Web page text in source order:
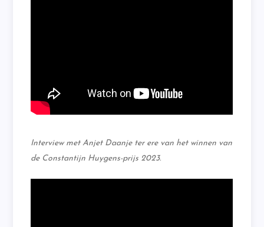
Interview met Anjet Daanje ter ere van het winnen van
de Constantijn Huygens-prijs 2023.